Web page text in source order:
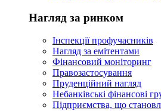
Нагляд за ринком
Інспекції профучасників
Нагляд за емітентами
Фінансовий моніторинг
Правозастосування
Пруденційний нагляд
Небанківські фінансові
Підприємства, що